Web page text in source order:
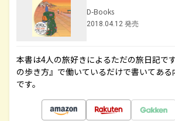
D-Books
2018.04.12 発売
本書は4人の旅好きによるただの旅日記で
の歩き方』で働いているだけで書いてあ
です。